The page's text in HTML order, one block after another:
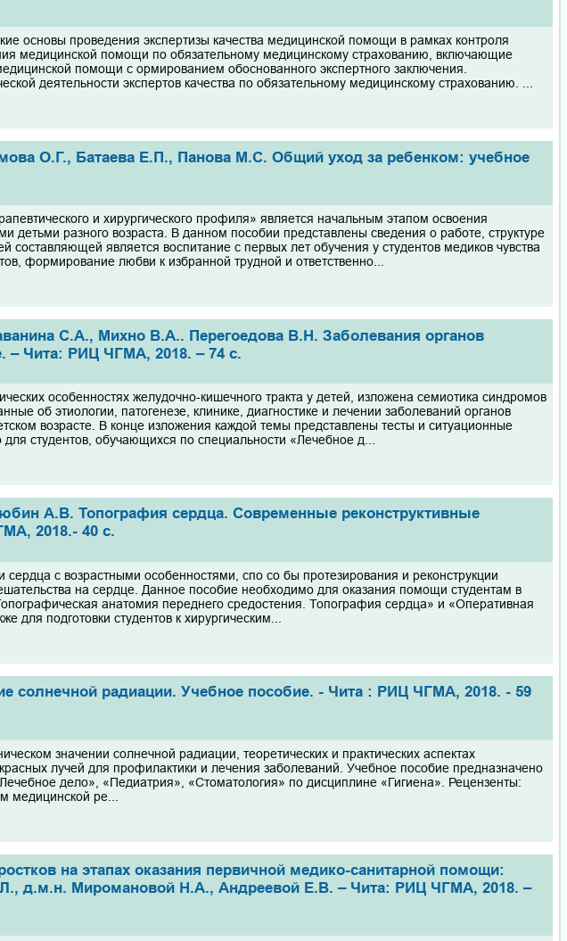
основы проведения экспертизы качества медицинской помощи в рамках контроля
медицинской помощи по обязательному медицинскому страхованию, включающие
помощи с ормированием обоснованного экспертного заключения.
деятельности экспертов качества по обязательному медицинскому страхованию. ...
О.Г., Батаева Е.П., Панова М.С. Общий уход за ребенком: учебное
и хирургического профиля» является начальным этапом освоения
детьми разного возраста. В данном пособии представлены сведения о работе, структуре
является воспитание с первых лет обучения у студентов медиков чувства
формирование любви к избранной трудной и ответственно...
С.А., Михно В.А.. Перегоедова В.Н. Заболевания органов
– Чита: РИЦ ЧГМА, 2018. – 74 с.
особенностях желудочно-кишечного тракта у детей, изложена семиотика синдромов
об этиологии, патогенезе, клинике, диагностике и лечении заболеваний органов
возрасте. В конце изложения каждой темы представлены тесты и ситуационные
студентов, обучающихся по специальности «Лечебное д...
А.В. Топография сердца. Современные реконструктивные
2018.- 40 с.
с возрастными особенностями, спо со бы протезирования и реконструкции
на сердце. Данное пособие необходимо для оказания помощи студентам в
анатомия переднего средостения. Топография сердца» и «Оперативная
для подготовки студентов к хирургическим...
солнечной радиации. Учебное пособие. - Чита : РИЦ ЧГМА, 2018. - 59
значении солнечной радиации, теоретических и практических аспектах
лучей для профилактики и лечения заболеваний. Учебное пособие предназначено
дело», «Педиатрия», «Стоматология» по дисциплине «Гигиена». Рецензенты:
медицинской ре...
на этапах оказания первичной медико-санитарной помощи:
д.м.н. Миромановой Н.А., Андреевой Е.В. – Чита: РИЦ ЧГМА, 2018. –